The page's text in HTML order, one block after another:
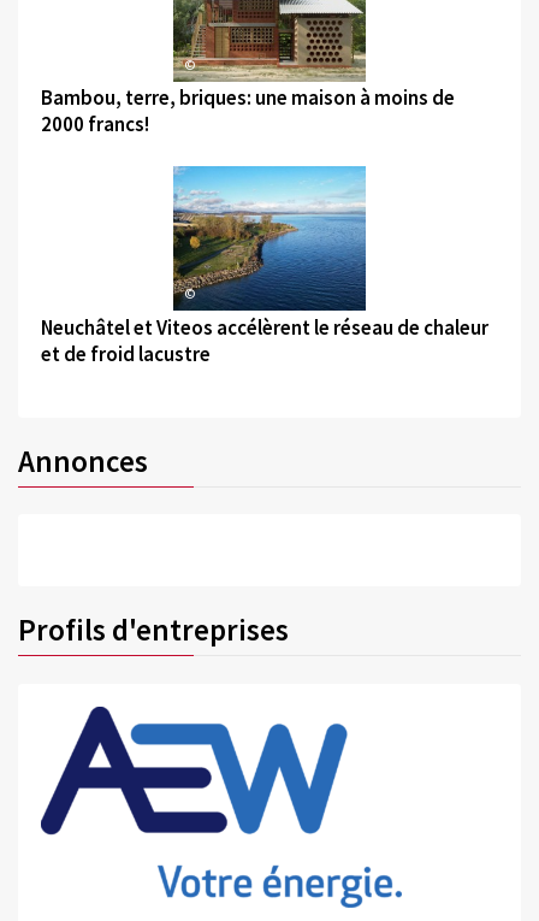
©
Bambou, terre, briques: une maison à moins de
2000 francs!
©
Neuchâtel et Viteos accélèrent le réseau de chaleur
et de froid lacustre
Annonces
Profils d'entreprises